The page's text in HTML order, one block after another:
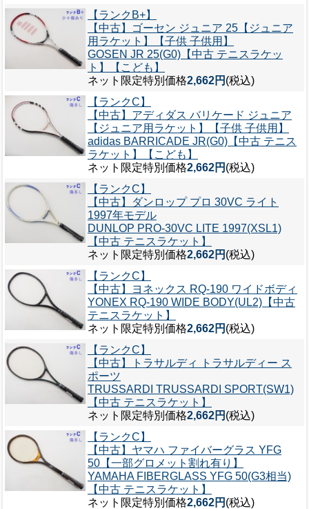
【ランクB+】
【中古】ゴーセン ジュニア 25【ジュニア
用ラケット】【子供 子供用】
GOSEN JR 25(G0)【中古 テニスラケッ
ト】【こども】
ネット限定特別価格2,662円 (税込)
【ランクC】
【中古】アディダス バリケード ジュニア
【ジュニア用ラケット】【子供 子供用】
adidas BARRICADE JR(G0)【中古 テニス
ラケット】【こども】
ネット限定特別価格2,662円 (税込)
【ランクC】
【中古】ダンロップ プロ 30VC ライト
1997年モデル
DUNLOP PRO-30VC LITE 1997(XSL1)
【中古 テニスラケット】
ネット限定特別価格2,662円 (税込)
【ランクC】
【中古】ヨネックス RQ-190 ワイドボディ
YONEX RQ-190 WIDE BODY(UL2)【中古
テニスラケット】
ネット限定特別価格2,662円 (税込)
【ランクC】
【中古】トラサルディ トラサルディー ス
ポーツ
TRUSSARDI TRUSSARDI SPORT(SW1)
【中古 テニスラケット】
ネット限定特別価格2,662円 (税込)
【ランクC】
【中古】ヤマハ ファイバーグラス YFG
50【一部グロメット割れ有り】
YAMAHA FIBERGLASS YFG 50(G3相当)
【中古 テニスラケット】
ネット限定特別価格2,662円 (税込)